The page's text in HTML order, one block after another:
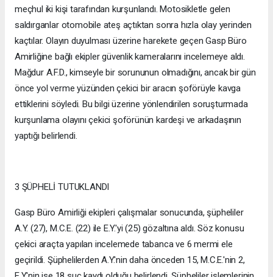
meçhul iki kişi tarafından kurşunlandı. Motosikletle gelen
saldırganlar otomobile ateş açtıktan sonra hızla olay yerinden
kaçtılar. Olayın duyulması üzerine harekete geçen Gasp Büro
Amirliğine bağlı ekipler güvenlik kameralarını incelemeye aldı.
Mağdur A.F.D., kimseyle bir sorununun olmadığını, ancak bir gün
önce yol verme yüzünden çekici bir aracın şoförüyle kavga
ettiklerini söyledi. Bu bilgi üzerine yönlendirilen soruşturmada
kurşunlama olayını çekici şoförünün kardeşi ve arkadaşının
yaptığı belirlendi.
3 ŞÜPHELİ TUTUKLANDI
Gasp Büro Amirliği ekipleri çalışmalar sonucunda, şüpheliler
A.Y. (27), M.C.E. (22) ile E.Y.'yi (25) gözaltına aldı. Söz konusu
çekici araçta yapılan incelemede tabanca ve 6 mermi ele
geçirildi. Şüphelilerden A.Y.'nin daha önceden 15, M.C.E.'nin 2,